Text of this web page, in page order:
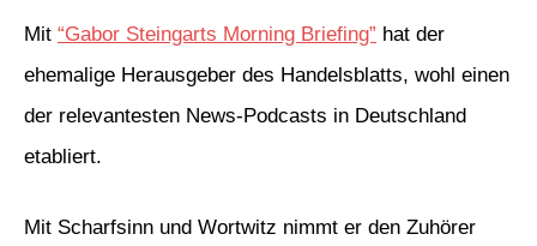
Mit “Gabor Steingarts Morning Briefing” hat der
ehemalige Herausgeber des Handelsblatts, wohl einen
der relevantesten News-Podcasts in Deutschland
etabliert.
Mit Scharfsinn und Wortwitz nimmt er den Zuhörer